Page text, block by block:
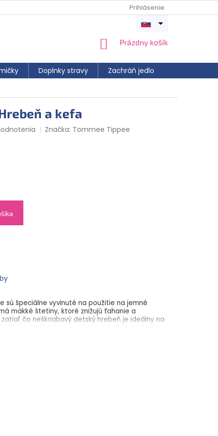
Prihlásenie
NÁKUPNÝ
Prázdny košík
Doplnky stravy Zachráň jedlo
Otvoriť
a kefa
Značka: Tommee Tippee
sú špeciálne vyvinuté na použitie na jemné
mäkké štetiny, ktoré znižujú ťahanie a
čo neškriabavý detský hrebeň je ideálny na
pokožku. Súprava detskej kefy a hrebeňa
je vhodná od narodenia a neobsahuje BPA.